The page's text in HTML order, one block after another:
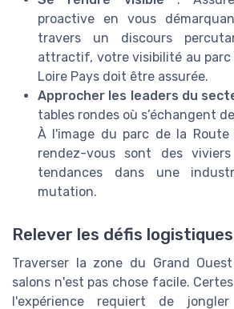
proactive en vous
travers un discours
attractif, votre visibilité au parc
Loire Pays doit être assurée.
Approcher les leaders du
tables rondes où s’échangent
À l'image du parc de la Route
rendez-vous sont des
tendances dans une
mutation.
Relever les défis logistiques
Traverser la zone du Grand
salons n'est pas chose facile.
l'expérience requiert de